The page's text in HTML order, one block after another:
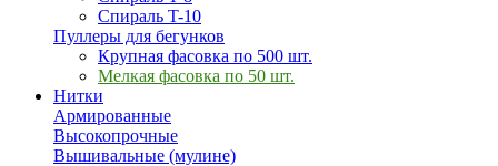
Спираль T-10
Пуллеры для бегунков
Крупная фасовка по 500 шт.
Мелкая фасовка по 50 шт.
Нитки
Армированные
Высокопрочные
Вышивальные (мулине)